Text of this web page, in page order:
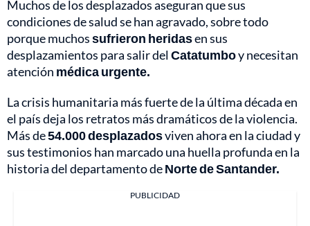
Muchos de los desplazados aseguran que sus
condiciones de salud se han agravado, sobre todo
porque muchossufrieron heridasen sus
desplazamientos para salir delCatatumboy necesitan
atención médica urgente.
La crisis humanitaria más fuerte de la última década en
el país deja los retratos más dramáticos de la violencia.
Más de54.000 desplazadosviven ahora en la ciudad y
sus testimonios han marcado una huella profunda en la
historia del departamento deNorte de Santander.
PUBLICIDAD